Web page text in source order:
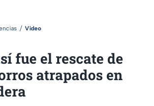
Video
fue el rescate de
atrapados en